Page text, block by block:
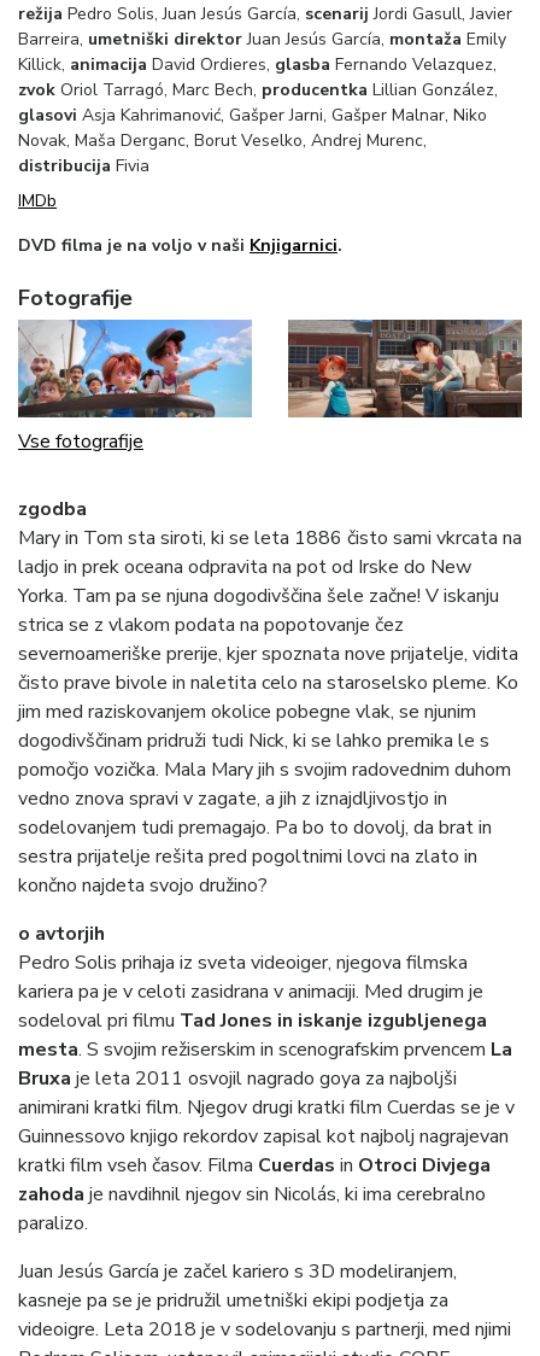
režija Pedro Solis, Juan Jesús García, scenarijJordi Gasull, Javier
Barreira, umetniški direktorJuan Jesús García, montaža Emily
Killick, animacija David Ordieres, glasba Fernando Velazquez,
zvok Oriol Tarragó, Marc Bech, producentka Lillian González,
glasovi Asja Kahrimanović, Gašper Jarni, Gašper Malnar, Niko
Novak, Maša Derganc, Borut Veselko, Andrej Murenc,
distribucija Fivia
IMDb
DVD filma je na voljo v naši Knjigarnici.
Fotografije
Vse fotografije
zgodba
Mary in Tom sta siroti, ki se leta 1886 čisto sami vkrcata na
ladjo in prek oceana odpravita na pot od Irske do New
Yorka. Tam pa se njuna dogodivščina šele začne! V iskanju
strica se z vlakom podata na popotovanje čez
severnoameriške prerije, kjer spoznata nove prijatelje, vidita
čisto prave bivole in naletita celo na staroselsko pleme. Ko
jim med raziskovanjem okolice pobegne vlak, se njunim
dogodivščinam pridruži tudi Nick, ki se lahko premika le s
pomočjo vozička. Mala Mary jih s svojim radovednim duhom
vedno znova spravi v zagate, a jih z iznajdljivostjo in
sodelovanjem tudi premagajo. Pa bo to dovolj, da brat in
sestra prijatelje rešita pred pogoltnimi lovci na zlato in
končno najdeta svojo družino?
o avtorjih
Pedro Solis prihaja iz sveta videoiger, njegova filmska
kariera pa je v celoti zasidrana v animaciji. Med drugim je
sodeloval pri filmu Tad Jones in iskanje izgubljenega
mesta. S svojim režiserskim in scenografskim prvencem La
Bruxa je leta 2011 osvojil nagrado goya za najboljši
animirani kratki film. Njegov drugi kratki film Cuerdas se je v
Guinnessovo knjigo rekordov zapisal kot najbolj nagrajevan
kratki film vseh časov. Filma Cuerdas in Otroci Divjega
zahoda je navdihnil njegov sin Nicolás, ki ima cerebralno
paralizo.
Juan Jesús García je začel kariero s 3D modeliranjem,
kasneje pa se je pridružil umetniški ekipi podjetja za
videoigre. Leta 2018 je v sodelovanju s partnerji, med njimi